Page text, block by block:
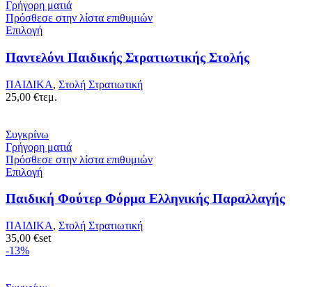
Γρήγορη ματιά
Πρόσθεσε στην λίστα επιθυμιών
Επιλογή
Παντελόνι Παιδικής Στρατιωτικής Στολής
ΠΑΙΔΙΚΑ, Στολή Στρατιωτική
25,00 €τεμ.
Συγκρίνω
Γρήγορη ματιά
Πρόσθεσε στην λίστα επιθυμιών
Επιλογή
Παιδική Φούτερ Φόρμα Ελληνικής Παραλλαγής
ΠΑΙΔΙΚΑ, Στολή Στρατιωτική
35,00 €set
-13%